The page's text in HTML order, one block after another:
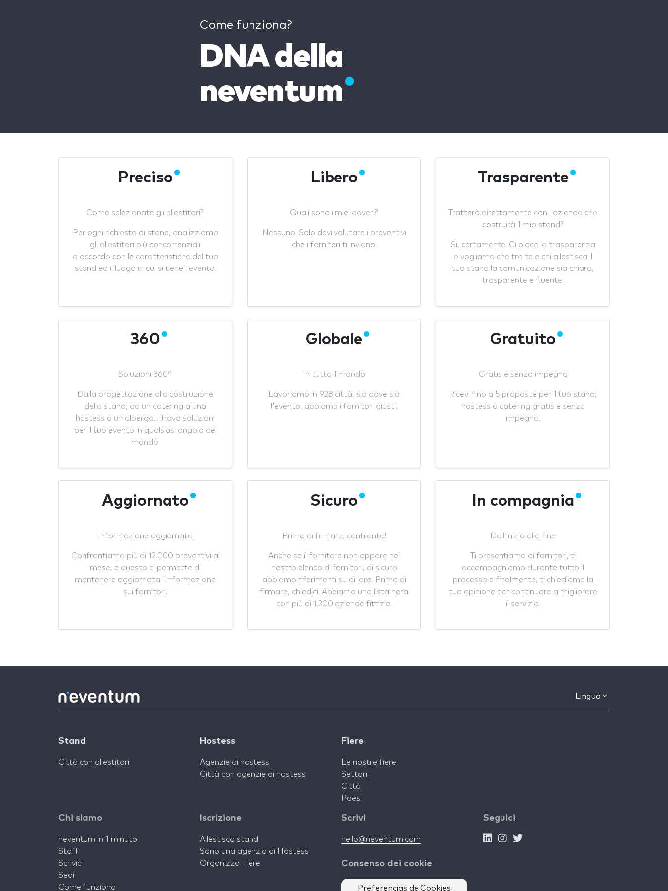
Come funziona?
DNA della
neventum
Preciso
Come selezionate gli allestitori?
Per ogni richiesta di stand, analizziamo
gli allestitori più concorrenziali
d'accordo con le caratteristiche del tuo
stand ed il luogo in cui si tiene l'evento.
Libero
Quali sono i miei doveri?
Nessuno. Solo devi valutare i preventivi
che i fornitori ti inviano.
Trasparente
Tratterò direttamente con l'azienda che
costruirà il mio stand?
Si, certamente. Ci piace la trasparenza
e vogliamo che tra te e chi allestisca il
tuo stand la comunicazione sia chiara,
trasparente e fluente.
360
Soluzioni 360º
Dalla progettazione alla costruzione
dello stand, da un catering a una
hostess o un albergo... Trova soluzioni
per il tuo evento in qualsiasi angolo del
mondo.
Globale
In tutto il mondo
Lavoriamo in 928 città, sia dove sia
l'evento, abbiamo i fornitori giusti.
Gratuito
Gratis e senza impegno
Ricevi fino a 5 proposte per il tuo stand,
hostess o catering gratis e senza
impegno.
Aggiornato
Informazione aggiornata
Confrontiamo più di 12.000 preventivi al
mese, e questo ci permette di
mantenere aggiornata l'informazione
sui fornitori.
Sicuro
Prima di firmare, confronta!
Anche se il fornitore non appare nel
nostro elenco di fornitori, di sicuro
abbiamo riferimenti su di loro. Prima di
firmare, chiedici. Abbiamo una lista nera
con più di 1.200 aziende fittizie.
In compagnia
Dall’inizio alla fine
Ti presentiamo ai fornitori, ti
accompagniamo durante tutto il
processo e finalmente, ti chiediamo la
tua opinione per continuare a migliorare
il servizio.
Lingua
Stand
Città con allestitori
Hostess
Agenzie di hostess
Città con agenzie di hostess
Fiere
Le nostre fiere
Settori
Città
Paesi
Chi siamo
neventum in 1 minuto
Staff
Scrivici
Sedi
Come funziona
Iscrizione
Allestisco stand
Sono una agenzia di Hostess
Organizzo Fiere
Scrivi
hello@neventum.com
Consenso dei cookie
Preferencias de Cookies
Seguici